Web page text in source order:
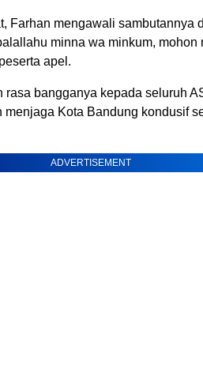
Farhan mengawali sambutannya
minna wa minkum, mohon
apel.
rasa bangganya kepada seluruh
menjaga Kota Bandung kondusif
ADVERTISEMENT